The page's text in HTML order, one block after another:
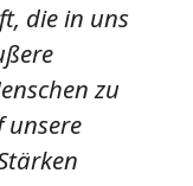
die in uns
zu
unsere